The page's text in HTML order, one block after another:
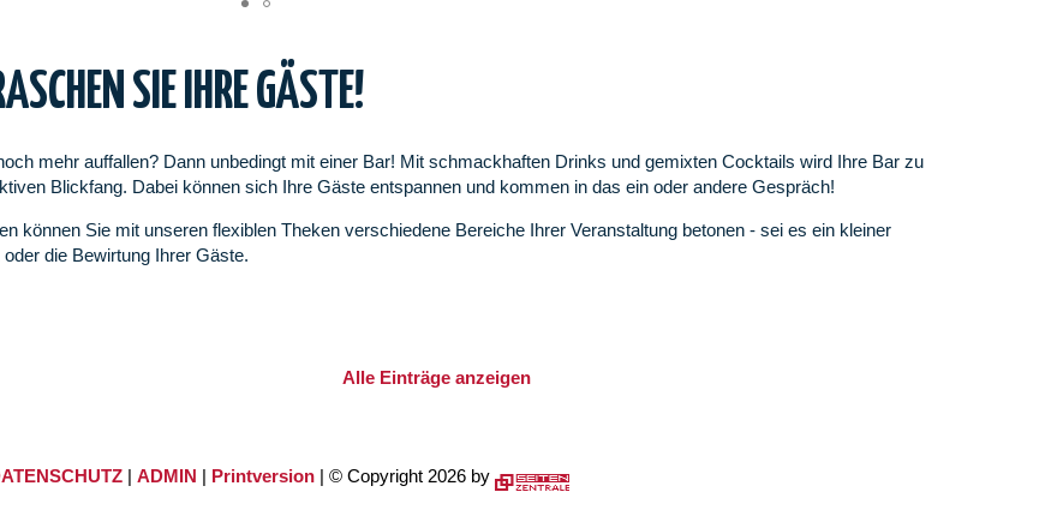
SIE IHRE GÄSTE!
mehr auffallen? Dann unbedingt mit einer Bar! Mit schmackhaften Drinks und gemixten Cocktails wird Ihre Bar zu
Blickfang. Dabei können sich Ihre Gäste entspannen und kommen in das ein oder andere Gespräch!
können Sie mit unseren flexiblen Theken verschiedene Bereiche Ihrer Veranstaltung betonen - sei es ein kleiner
die Bewirtung Ihrer Gäste.
Alle Einträge anzeigen
| ADMIN | Printversion| © Copyright 2026 by